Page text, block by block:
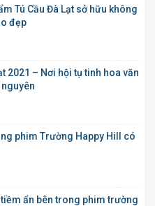
Tú Cầu Đà Lạt sở hữu không
đẹp
2021 – Nơi hội tụ tinh hoa văn
phim Trường Happy Hill có
tiềm ẩn bên trong phim trường